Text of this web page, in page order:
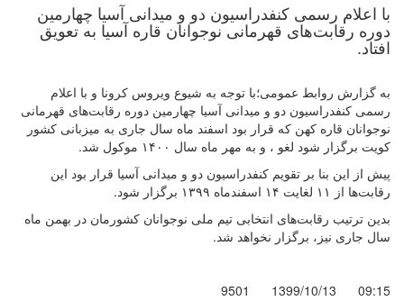
با اعلام رسمی کنفدراسیون دو و میدانی آسیا چهارمین
دوره رقابت‌های قهرمانی نوجوانان قاره آسیا به تعویق
افتاد.
به گزارش روابط عمومی؛با توجه به شیوع ویروس کرونا و با اعلام
رسمی کنفدراسیون دو و میدانی آسیا چهارمین دوره رقابت‌های قهرمانی
نوجوانان قاره کهن که قرار بود اسفند ماه سال جاری به میزبانی کشور
کویت برگزار شود لغو ، و به مهر ماه سال ۱۴۰۰ موکول شد.
پیش از این بنا بر تقویم کنفدراسیون دو و میدانی آسیا قرار بود این
رقابت‌ها از ۱۱ لغایت ۱۴ اسفندماه ۱۳۹۹ برگزار شود.
بدین ترتیب رقابت‌های انتخابی تیم ملی نوجوانان کشورمان در بهمن ماه
سال جاری نیز، برگزار نخواهد شد.
09:15
1399/10/13
9501